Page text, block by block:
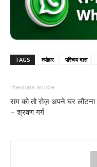
TAGS त्योहार परिचय दास
Previous article
राम को तो रोज़ अपने घर लौटना
– श्रवण गर्ग